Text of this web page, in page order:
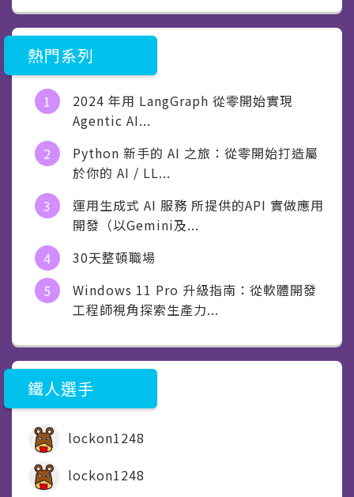
熱門系列
2024 年用 LangGraph 從零開始實現
Agentic AI...
Python 新手的 AI 之旅：從零開始打造屬
於你的 AI / LL...
運用生成式 AI 服務 所提供的API 實做應用
開發（以Gemini及...
30天整頓職場
Windows 11 Pro 升級指南：從軟體開發
工程師視角探索生產力...
鐵人選手
lockon1248
lockon1248